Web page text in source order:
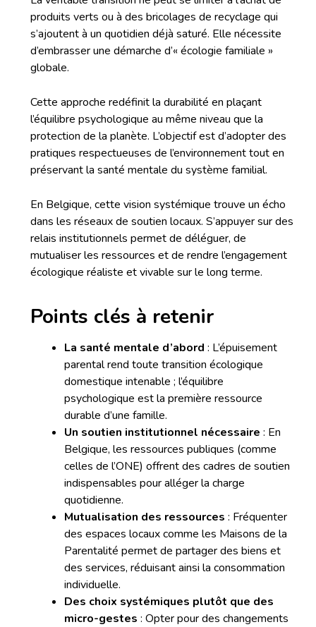
produits verts ou à des bricolages de recyclage qui
s’ajoutent à un quotidien déjà saturé. Elle nécessite
d’embrasser une démarche d’« écologie familiale »
globale.
Cette approche redéfinit la durabilité en plaçant
l’équilibre psychologique au même niveau que la
protection de la planète. L’objectif est d’adopter des
pratiques respectueuses de l’environnement tout en
préservant la santé mentale du système familial.
En Belgique, cette vision systémique trouve un écho
dans les réseaux de soutien locaux. S’appuyer sur des
relais institutionnels permet de déléguer, de
mutualiser les ressources et de rendre l’engagement
écologique réaliste et vivable sur le long terme.
Points clés à retenir
La santé mentale d’abord : L’épuisement
parental rend toute transition écologique
domestique intenable ; l’équilibre
psychologique est la première ressource
durable d’une famille.
Un soutien institutionnel nécessaire : En
Belgique, les ressources publiques (comme
celles de l’ONE) offrent des cadres de soutien
indispensables pour alléger la charge
quotidienne.
Mutualisation des ressources : Fréquenter
des espaces locaux comme les Maisons de la
Parentalité permet de partager des biens et
des services, réduisant ainsi la consommation
individuelle.
Des choix systémiques plutôt que des
micro-gestes : Opter pour des changements